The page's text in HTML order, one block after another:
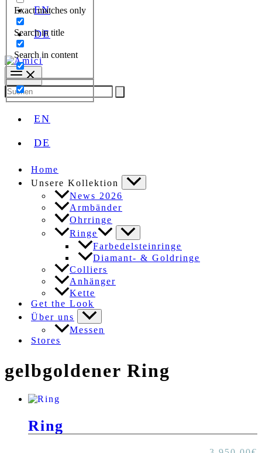
Exact matches only
Search in title
Search in content
EN
DE
Search
for:
EN
DE
Home
Unsere Kollektion
News 2026
Armbänder
Ohrringe
Ringe
Farbedelsteinringe
Diamant- & Goldringe
Colliers
Anhänger
Kette
Get the Look
Über uns
Messen
Stores
gelbgoldener Ring
Ring